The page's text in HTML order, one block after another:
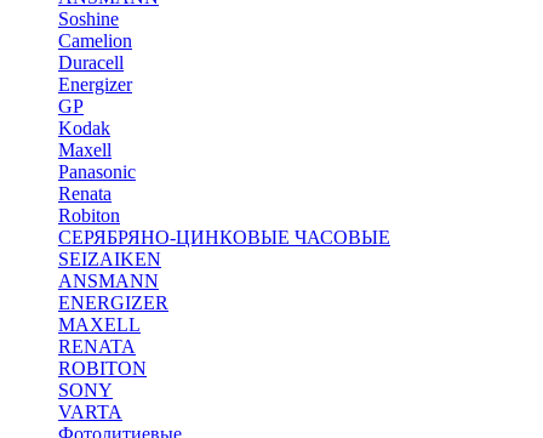
Soshine
Camelion
Duracell
Energizer
GP
Kodak
Maxell
Panasonic
Renata
Robiton
СЕРЯБРЯНО-ЦИНКОВЫЕ ЧАСОВЫЕ
SEIZAIKEN
ANSMANN
ENERGIZER
MAXELL
RENATA
ROBITON
SONY
VARTA
Фотолитиевые